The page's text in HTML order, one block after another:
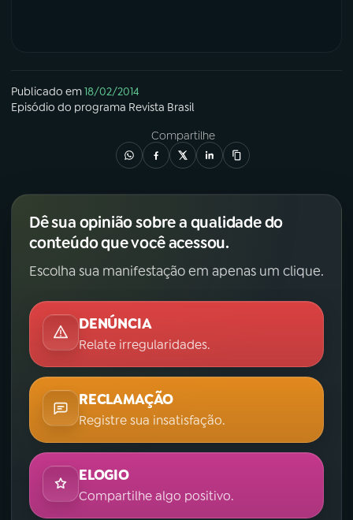
Publicado em18/02/2014
Episódio do programa Revista Brasil
Compartilhe
Dê sua opinião sobre a qualidade do
conteúdo que você acessou.
Escolha sua manifestação em apenas um clique.
DENÚNCIA
Relate irregularidades.
RECLAMAÇÃO
Registre sua insatisfação.
ELOGIO
Compartilhe algo positivo.